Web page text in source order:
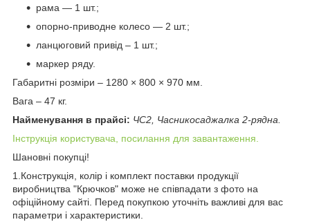
рама — 1 шт.;
опорно-приводне колесо — 2 шт.;
ланцюговий привід – 1 шт.;
маркер ряду.
Габаритні розміри – 1280 × 800 × 970 мм.
Вага – 47 кг.
Найменування в прайсі: ЧС2, Часникосаджалка 2-рядна.
Інструкція користувача, посилання для завантаження.
Шановні покупці!
1.Конструкція, колір і комплект поставки продукції
виробництва "Крючков" може не співпадати з фото на
офіційному сайті. Перед покупкою уточніть важливі для вас
параметри і характеристики.